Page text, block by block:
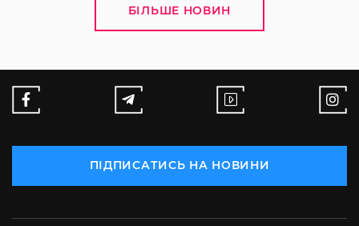
БІЛЬШЕ НОВИН
ПІДПИСАТИСЬ НА НОВИНИ